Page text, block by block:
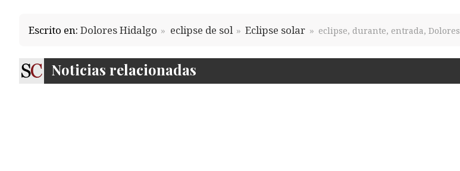
Escrito en: Dolores Hidalgo eclipse de sol Eclipse solar eclipse, durante, entrada, Dolores
Noticias relacionadas